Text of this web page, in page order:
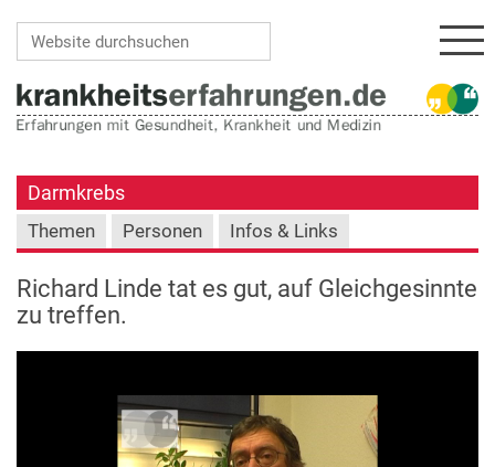
Darmkrebs
Themen Personen Infos & Links
Richard Linde tat es gut, auf Gleichgesinnte
zu treffen.